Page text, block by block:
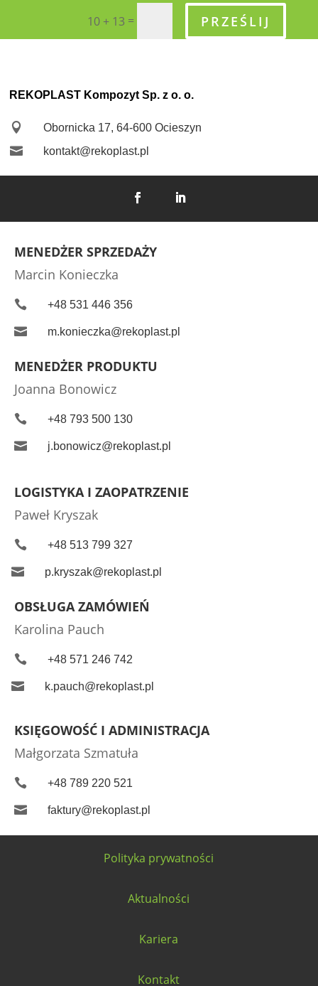
10 + 13 = PRZEŚLIJ
REKOPLAST Kompozyt Sp. z o. o.
 Obornicka 17, 64-600 Ocieszyn
 kontakt@rekoplast.pl
MENEDŻER SPRZEDAŻY
Marcin Konieczka
 +48 531 446 356
 m.konieczka@rekoplast.pl
MENEDŻER PRODUKTU
Joanna Bonowicz
 +48 793 500 130
 j.bonowicz@rekoplast.pl
LOGISTYKA I ZAOPATRZENIE
Paweł Kryszak
 +48 513 799 327
 p.kryszak@rekoplast.pl
OBSŁUGA ZAMÓWIEŃ
Karolina Pauch
 +48 571 246 742
 k.pauch@rekoplast.pl
KSIĘGOWOŚĆ I ADMINISTRACJA
Małgorzata Szmatuła
 +48 789 220 521
 faktury@rekoplast.pl
Polityka prywatności
Aktualności
Kariera
Kontakt